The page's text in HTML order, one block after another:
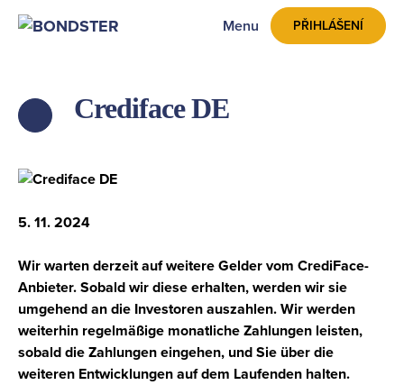
Menu PŘIHLÁŠENÍ
ZPĚT
Crediface DE
5. 11. 2024
Wir warten derzeit auf weitere Gelder vom CrediFace-
Anbieter. Sobald wir diese erhalten, werden wir sie
umgehend an die Investoren auszahlen. Wir werden
weiterhin regelmäßige monatliche Zahlungen leisten,
sobald die Zahlungen eingehen, und Sie über die
weiteren Entwicklungen auf dem Laufenden halten.